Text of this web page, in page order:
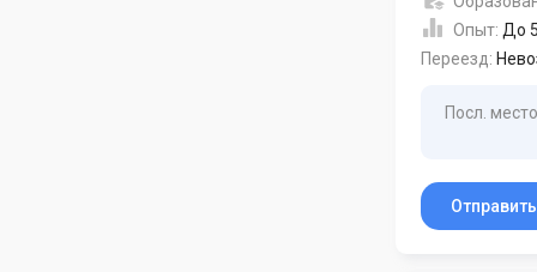
Опыт: До
Переезд:
Посл.